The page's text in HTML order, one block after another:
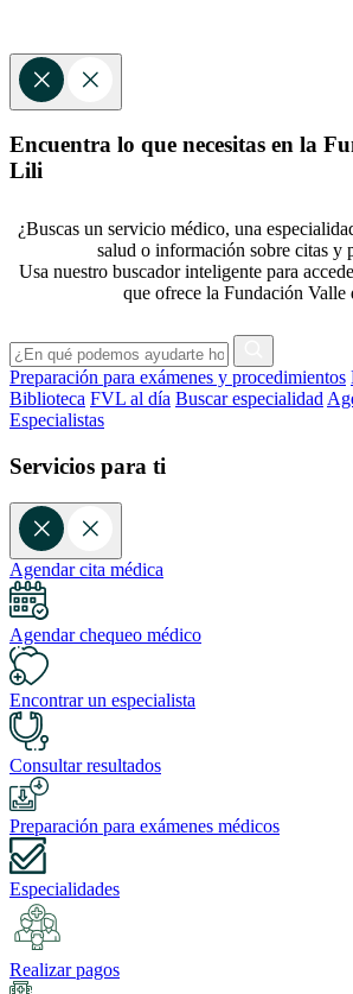
Encuentra lo que necesitas en la
Lili
¿Buscas un servicio médico, una
salud o información sobre citas y
Usa nuestro buscador inteligente para
que ofrece la Fundación
Preparación para exámenes y procedimientos
Biblioteca FVL al día Buscar especialidad
Especialistas
Servicios para ti
Agendar cita médica
Agendar chequeo médico
Encontrar un especialista
Consultar resultados
Preparación para exámenes médicos
Especialidades
Realizar pagos